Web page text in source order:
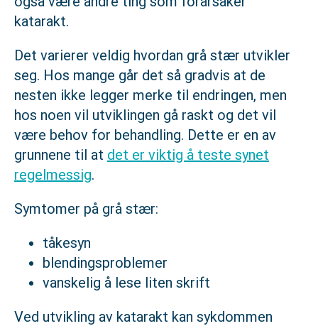
katarakt.
Det varierer veldig hvordan grå stær utvikler
seg. Hos mange går det så gradvis at de
nesten ikke legger merke til endringen, men
hos noen vil utviklingen gå raskt og det vil
være behov for behandling. Dette er en av
grunnene til at det er viktig å teste synet
regelmessig.
Symtomer på grå stær:
tåkesyn
blendingsproblemer
vanskelig å lese liten skrift
Ved utvikling av katarakt kan sykdommen